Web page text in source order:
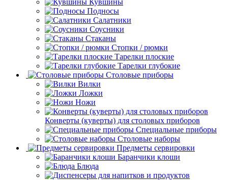
Подносы
Салатники
Соусники
Стаканы
Стопки / рюмки
Тарелки плоские
Тарелки глубокие
Столовые приборы
Вилки
Ложки
Ножи
Конверты (куверты) для столовых приборов
Специальные приборы
Столовые наборы
Предметы сервировки
Баранчики клоши
Блюда